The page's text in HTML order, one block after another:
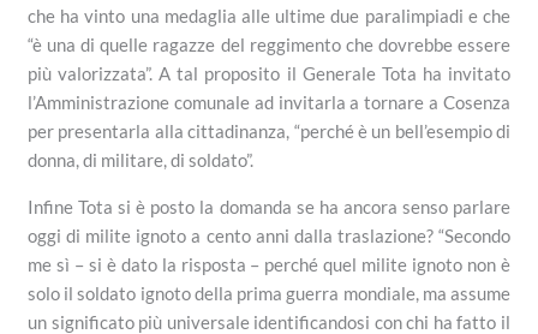
che ha vinto una medaglia alle ultime due paralimpiadi e che
“è una di quelle ragazze del reggimento che dovrebbe essere
più valorizzata”. A tal proposito il Generale Tota ha invitato
l’Amministrazione comunale ad invitarla a tornare a Cosenza
per presentarla alla cittadinanza, “perché è un bell’esempio di
donna, di militare, di soldato”.
Infine Tota si è posto la domanda se ha ancora senso parlare
oggi di milite ignoto a cento anni dalla traslazione? “Secondo
me sì – si è dato la risposta – perché quel milite ignoto non è
solo il soldato ignoto della prima guerra mondiale, ma assume
un significato più universale identificandosi con chi ha fatto il